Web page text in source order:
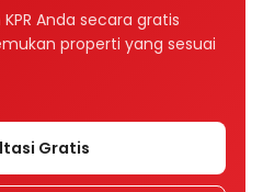
Anda secara gratis
properti yang sesuai
Gratis